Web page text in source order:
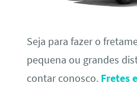
Seja para fazer o
pequena ou grandes
contar conosco. Fretes